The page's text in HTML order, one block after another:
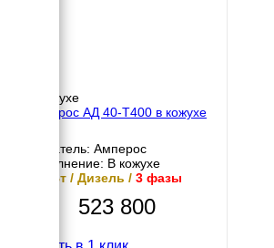
В кожухе
Амперос АД 40-Т400 в кожухе
Двигатель: Амперос
Исполнение: В кожухе
40 кВт / Дизель / 3 фазы
523 800